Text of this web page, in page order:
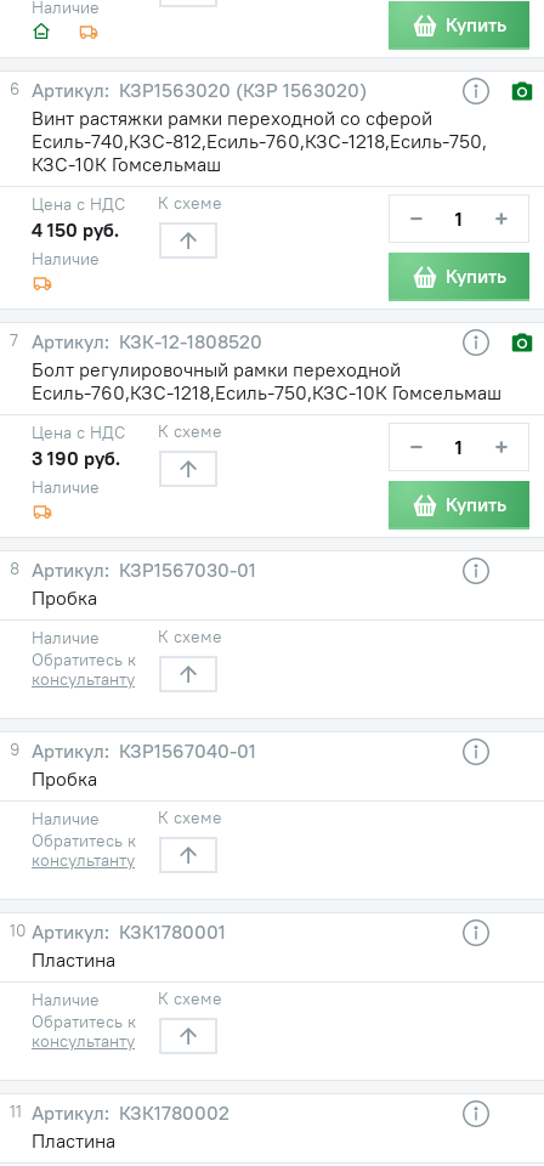
Наличие
Купить
6
КЗР1563020 (КЗР 1563020)
Винт растяжки рамки переходной со сферой
Есиль-740,КЗС-812,Есиль-760,КЗС-1218,Есиль-750,
КЗС-10К Гомсельмаш
Наличие
Цена с НДС
4 150 руб.
К схеме − +
Купить
7
КЗК-12-1808520
Болт регулировочный рамки переходной
Есиль-760,КЗС-1218,Есиль-750,КЗС-10К Гомсельмаш
Наличие
Цена с НДС
3 190 руб.
К схеме − +
Купить
8
КЗР1567030-01
Пробка
Наличие
Обратитесь к
консультанту
К схеме
9
КЗР1567040-01
Пробка
Наличие
Обратитесь к
консультанту
К схеме
10
КЗК1780001
Пластина
Наличие
Обратитесь к
консультанту
К схеме
11
КЗК1780002
Пластина